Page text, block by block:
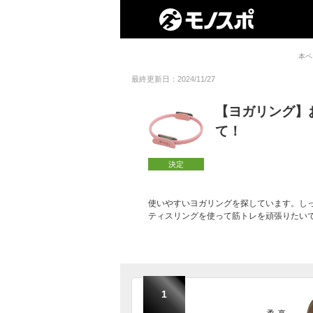
本
最終更新日：2024/11/27
決定
【ヨガリング
て！
使いやすいヨガリングを探しています。し
ティスリングを使って筋トレを頑張りた
1